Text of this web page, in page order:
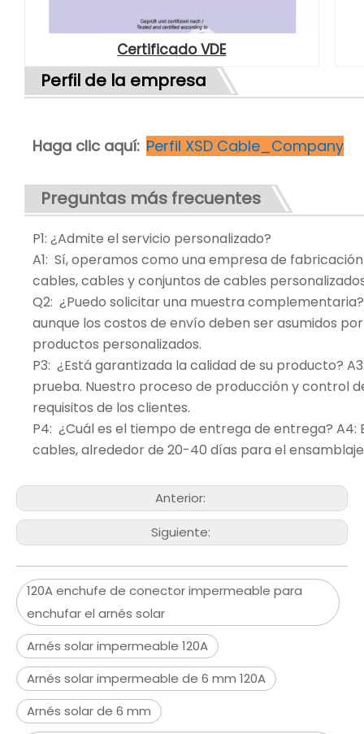
Certificado VDE
Perfil de la empresa
Haga clic aquí: Perfil XSD Cable_Company
Preguntas más frecuentes
P1: ¿Admite el servicio personalizado?
A1: Sí, operamos como una empresa de
cables, cables y conjuntos de cables
Q2: ¿Puedo solicitar una muestra
aunque los costos de envío deben ser asumidos
productos personalizados.
P3: ¿Está garantizada la calidad de su producto?
prueba. Nuestro proceso de producción y control
requisitos de los clientes.
P4: ¿Cuál es el tiempo de entrega de entrega?
cables, alrededor de 20-40 días para el
Anterior:
Siguiente:
120A enchufe de conector impermeable para
enchufar el arnés solar
Arnés solar impermeable 120A
Arnés solar impermeable de 6 mm 120A
Arnés solar de 6 mm